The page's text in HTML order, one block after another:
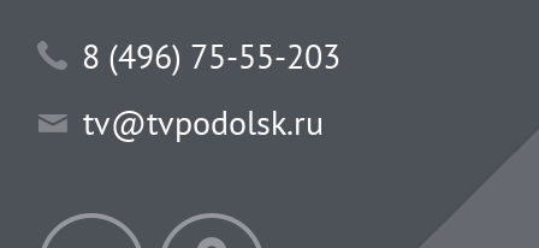
8 (496) 75-55-203
tv@tvpodolsk.ru